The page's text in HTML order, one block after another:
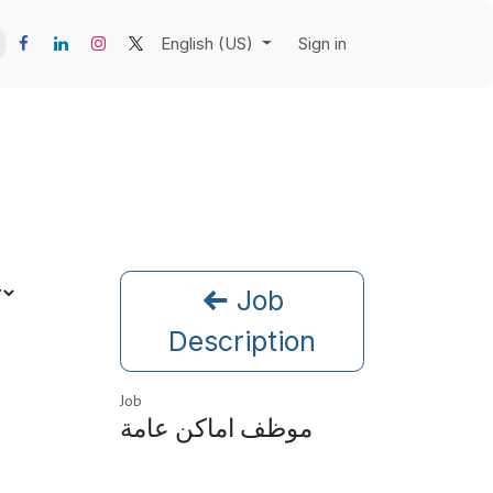
English (US) Sign in
Job
Description
Job
موظف اماكن عامة